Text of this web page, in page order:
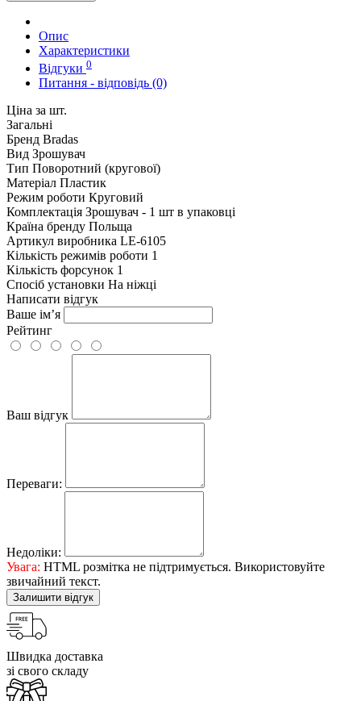
Опис
Характеристики
Відгуки 0
Питання - відповідь (0)
Ціна за шт.
Загальні
Бренд Bradas
Вид Зрошувач
Тип Поворотний (кругової)
Матеріал Пластик
Режим роботи Круговий
Комплектація Зрошувач - 1 шт в упаковці
Країна бренду Польща
Артикул виробника LE-6105
Кількість режимів роботи 1
Кількість форсунок 1
Спосіб установки На ніжці
Написати відгук
Ваше ім’я
Рейтинг
Ваш відгук
Переваги:
Недоліки:
Увага: HTML розмітка не підтримується. Використовуйте
звичайний текст.
Залишити відгук
Швидка доставка
зі свого складу